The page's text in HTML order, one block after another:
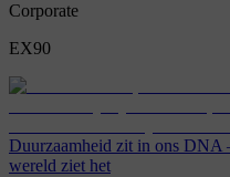
Corporate
EX90
Duurzaamheid zit in ons DNA
wereld ziet het